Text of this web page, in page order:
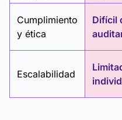
Cumplimiento
y ética
Difícil
Escalabilidad